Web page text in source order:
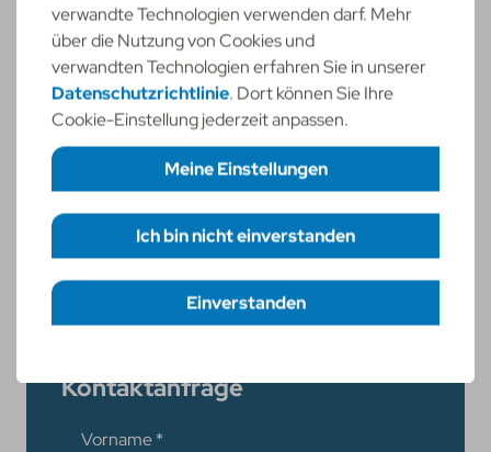
Virtual Client
Effiziente und sichere Verwaltung von IT-Ressourcen
Jetzt informieren!
Kontaktanfrage
Vorname*
verwandte Technologien verwenden darf. Mehr
über die Nutzung von Cookies und
verwandten Technologien erfahren Sie in unserer
Datenschutzrichtlinie. Dort können Sie Ihre
Cookie-Einstellung jederzeit anpassen.
Meine Einstellungen
Erforderliche Cookies
Einstellungen speichern
Ich bin nicht einverstanden
Einverstanden